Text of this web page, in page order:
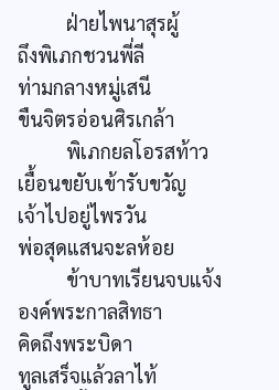
ฝ่ายไพนาสุรผู้
ถึงพิเภกชวนพี่ลี
ท่ามกลางหมู่เสนี
ขืนจิตรอ่อนศิรเกล้า
พิเภกยลโอรสท้าว
เยื้อนขยับเข้ารับขวัญ
เจ้าไปอยู่ไพรวัน
พ่อสุดแสนจะลห้อย
ข้าบาทเรียนจบแจ้ง
องค์พระกาลสิทธา
คิดถึงพระบิดา
ทูลเสร็จแล้วลาไท้